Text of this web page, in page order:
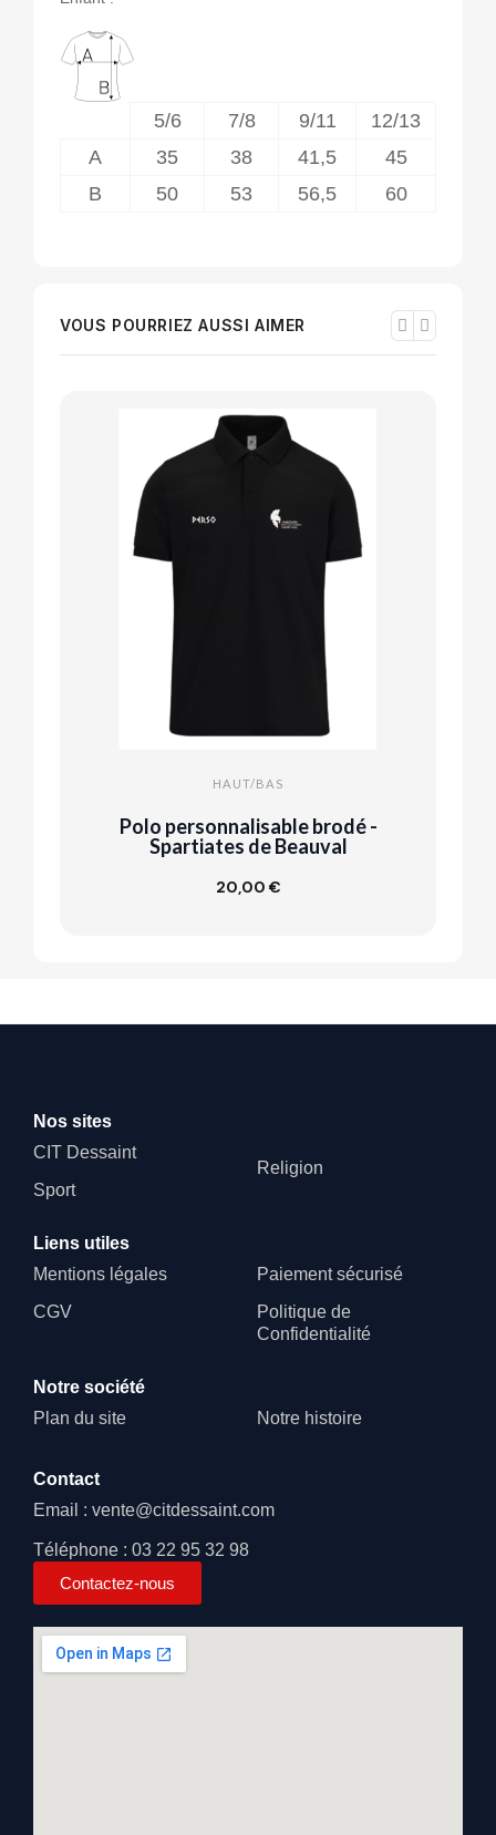
5/6 7/8 9/11
12/13
A
35 38 41,5
45
B
50 53 56,5 60
VOUS POURRIEZ AUSSI AIMER
HAUT/BAS
Polo personnalisable brodé -
Spartiates de Beauval
20,00 €
Customize
Nos sites
CIT Dessaint
Sport
Religion
Liens utiles
Mentions légales
CGV
Paiement sécurisé
Politique de
Confidentialité
Notre société
Plan du site
Notre histoire
Contact
Email : vente@citdessaint.com
Téléphone : 03 22 95 32 98
Contactez-nous